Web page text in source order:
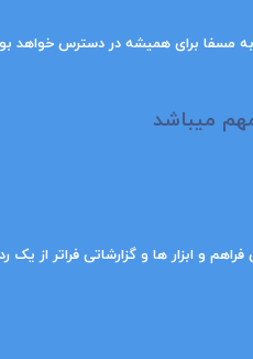
به مسفا برای همیشه در دسترس خواهد
میباشد
و ابزار ها و گزارشاتی فراتر از یک